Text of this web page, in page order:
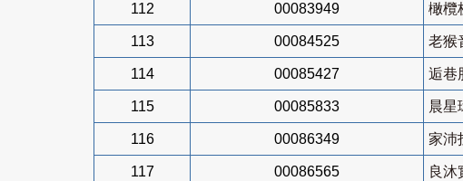
112 00083949 橄欖
113 00084525 老猴
114 00085427 逅巷
115 00085833 晨星
116 00086349 家沛
117 00086565 良沐